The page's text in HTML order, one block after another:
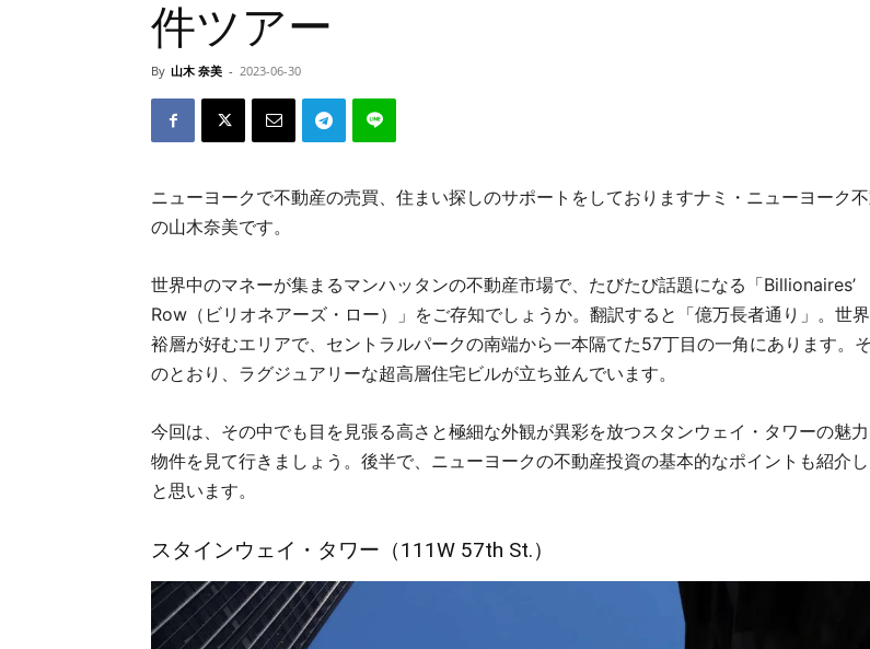
件ツアー
By 山木 奈美 - 2023-06-30
ニューヨークで不動産の売買、住まい探しのサポートをしておりますナミ・ニューヨーク
の山木奈美です。
世界中のマネーが集まるマンハッタンの不動産市場で、たびたび話題になる「Billionaires’
Row（ビリオネアーズ・ロー）」をご存知でしょうか。翻訳すると「億万長者通り」。世
裕層が好むエリアで、セントラルパークの南端から一本隔てた57丁目の一角にあります。
のとおり、ラグジュアリーな超高層住宅ビルが立ち並んでいます。
今回は、その中でも目を見張る高さと極細な外観が異彩を放つスタンウェイ・タワーの魅
物件を見て行きましょう。後半で、ニューヨークの不動産投資の基本的なポイントも紹介
と思います。
スタインウェイ・タワー（111W 57th St.）